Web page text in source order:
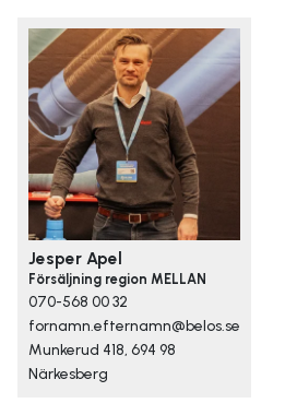
Jesper Apel
Försäljning region MELLAN
070-568 00 32
fornamn.efternamn@belos.se
Munkerud 418, 694 98
Närkesberg